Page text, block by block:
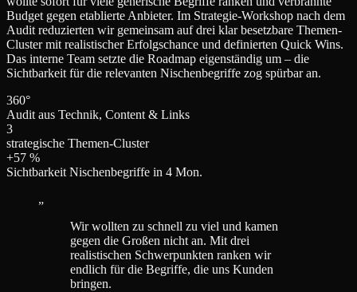
Budget gegen etablierte Anbieter. Im Strategie-Workshop nach dem
Audit reduzierten wir gemeinsam auf drei klar besetzbare Themen-
Cluster mit realistischer Erfolgschance und definierten Quick Wins.
Das interne Team setzte die Roadmap eigenständig um – die
Sichtbarkeit für die relevanten Nischenbegriffe zog spürbar an.
360°
Audit aus Technik, Content & Links
3
strategische Themen-Cluster
+57 %
Sichtbarkeit Nischenbegriffe in 4 Mon.
„
Wir wollten zu schnell zu viel und kamen
gegen die Großen nicht an. Mit drei
realistischen Schwerpunkten ranken wir
endlich für die Begriffe, die uns Kunden
bringen.